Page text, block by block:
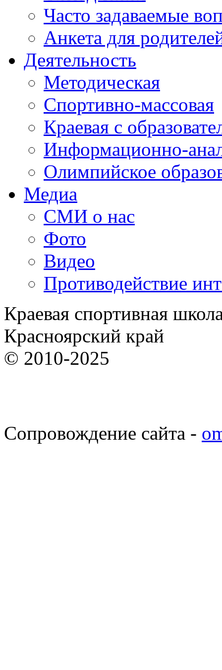
Часто задаваемые
Анкета для
Деятельность
Методическая
Спортивно-массовая
Краевая с
Информационно-
Олимпийское
Медиа
СМИ о нас
Фото
Видео
Противодействие
Краевая спортивная
Красноярский край
© 2010-2025
Сопровождение сайта -